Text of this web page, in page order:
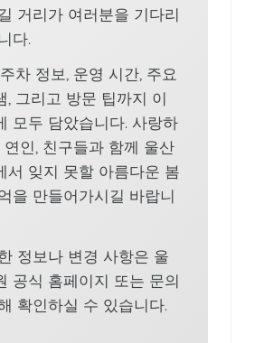
거리가 여러분을 기다리
다.
차 정보, 운영 시간, 주요
, 그리고 방문 팁까지 이
모두 담았습니다. 사랑하
연인, 친구들과 함께 울산
서 잊지 못할 아름다운 봄
을 만들어가시길 바랍니
정보나 변경 사항은 울
공식 홈페이지 또는 문의
확인하실 수 있습니다.